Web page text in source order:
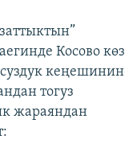
Косово көз
кеңешинин
тогуз
жараяндан